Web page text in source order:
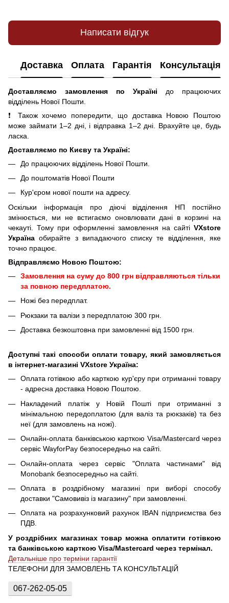
Написати відгук
Доставка Оплата Гарантія Консультація
Доставляємо замовлення по Україні
до працюючих
відділень Нової Пошти.
❗ Також хочемо попередити, що доставка Новою Поштою
може займати 1–2 дні, і відправка 1–2 дні. Врахуйте це, будь
ласка.
Доставляємо по Києву та Україні:
До працюючих відділень Нової Пошти.
До поштоматів Нової Пошти
Кур'єром нової пошти на адресу.
Оскільки інформація про діючі відділення НП постійно
змінюється, ми не встигаємо оновлювати дані в корзині на
чекауті. Тому при оформленні замовлення на сайті VXstore
Україна обирайте з випадаючого списку те відділення, яке
точно працює.
Відправляємо Новою Поштою:
Замовлення на суму до 800 грн відправляються тільки
за повною передплатою.
Ножі без передплат.
Рюкзаки та валізи з передплатою 300 грн.
Доставка безкоштовна при замовленні від 1500 грн.
Доступні такі способи оплати товару, який замовляється
в інтернет-магазині VXstore Україна:
Оплата готівкою або карткою кур'єру при отриманні товару
- адресна доставка Новою Поштою.
Накладений платіж у Новій Пошті при отриманні з
мінімальною передоплатою (для валіз та рюкзаків) та без
неї (для замовлень на ножі).
Онлайн-оплата банківською карткою Visa/Mastercard через
сервіс WayforPay безпосередньо на сайті.
Онлайн-оплата через сервіс "Оплата частинами" від
Monobank безпосередньо на сайті.
Оплата в роздрібному магазині при виборі способу
доставки "Самовивіз із магазину" при замовленні.
Оплата на розрахунковий рахунок IBAN підприємства без
ПДВ.
У роздрібних магазинах товар можна оплатити готівкою
та банківською карткою Visa/Mastercard через термінал.
Детальніше про терміни гарантії
ТЕЛЕФОНИ ДЛЯ ЗАМОВЛЕНЬ ТА КОНСУЛЬТАЦІЙ
067-262-05-05